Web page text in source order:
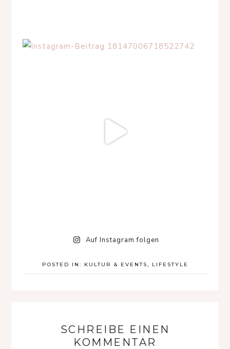
Auf Instagram folgen
POSTED IN: KULTUR & EVENTS, LIFESTYLE
SCHREIBE EINEN
KOMMENTAR